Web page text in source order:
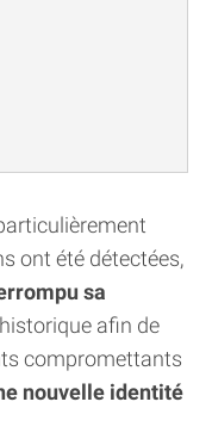
ont été détectées,
sa
afin de
compromettants
nouvelle identité